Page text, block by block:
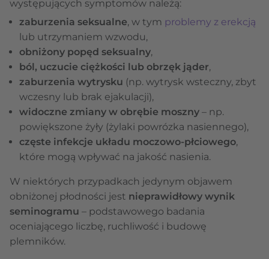
występujących symptomów należą:
zaburzenia seksualne, w tym problemy z erekcją
lub utrzymaniem wzwodu,
obniżony popęd seksualny,
ból, uczucie ciężkości lub obrzęk jąder,
zaburzenia wytrysku (np. wytrysk wsteczny, zbyt
wczesny lub brak ejakulacji),
widoczne zmiany w obrębie moszny – np.
powiększone żyły (żylaki powrózka nasiennego),
częste infekcje układu moczowo-płciowego,
które mogą wpływać na jakość nasienia.
W niektórych przypadkach jedynym objawem
obniżonej płodności jest nieprawidłowy wynik
seminogramu – podstawowego badania
oceniającego liczbę, ruchliwość i budowę
plemników.